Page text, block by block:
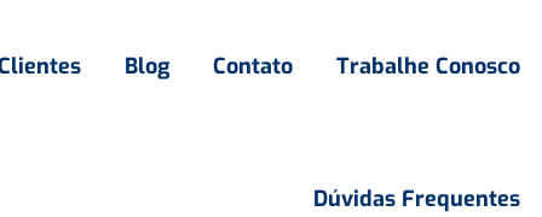
Blog Contato Trabalhe Conosco
Dúvidas Frequentes